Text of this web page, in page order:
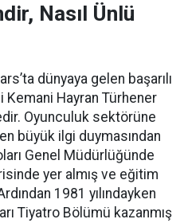
Nasıl Ünlü
dünyaya gelen başarılı
Hayran Türhener
Oyunculuk sektörüne
büyük ilgi duymasından
Genel Müdürlüğünde
yer almış ve eğitim
1981 yılındayken
Tiyatro Bölümü kazanmış